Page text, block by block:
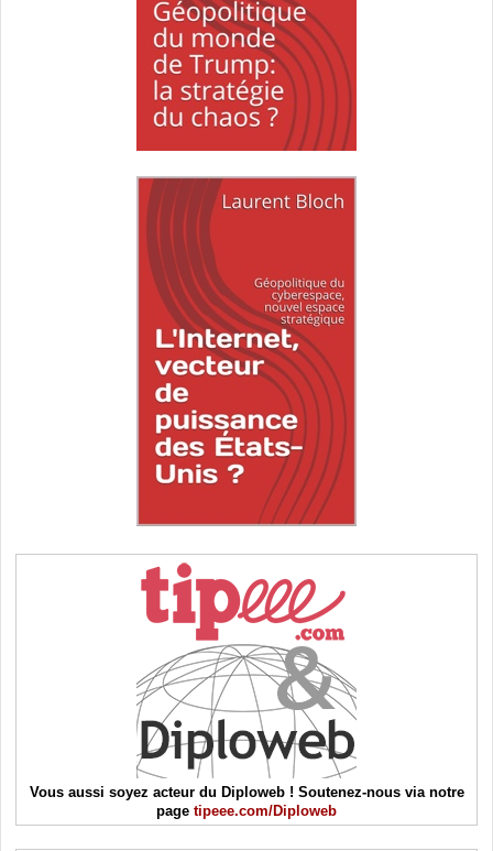
Vous aussi soyez acteur du Diploweb ! Soutenez-nous via notre
page tipeee.com/Diploweb